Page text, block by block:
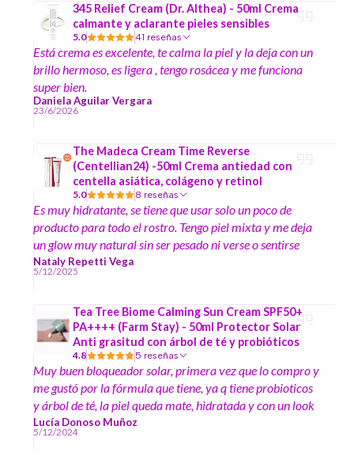
345 Relief Cream (Dr. Althea) - 50ml Crema
calmante y aclarante pieles sensibles
5.0 41 reseñas
Está crema es excelente, te calma la piel y la deja con un
brillo hermoso, es ligera , tengo rosácea y me funciona
super bien.
Daniela Aguilar Vergara
23/6/2026
The Madeca Cream Time Reverse
(Centellian24) -50ml Crema antiedad con
centella asiática, colágeno y retinol
5.0 8 reseñas
Es muy hidratante, se tiene que usar solo un poco de
producto para todo el rostro. Tengo piel mixta y me deja
un glow muy natural sin ser pesado ni verse o sentirse
óleoso.
Nataly Repetti Vega
5/12/2025
Tea Tree Biome Calming Sun Cream SPF50+
PA++++ (Farm Stay) - 50ml Protector Solar
Anti grasitud con árbol de té y probióticos
4.8 5 reseñas
Muy buen bloqueador solar, primera vez que lo compro y
me gustó por la fórmula que tiene, ya q tiene probioticos
y árbol de té, la piel queda mate, hidratada y con un look
muy bonito, tiene aroma herbal lo cual lo hace sentir aún
más natural.
Lucía Donoso Muñoz
5/12/2024